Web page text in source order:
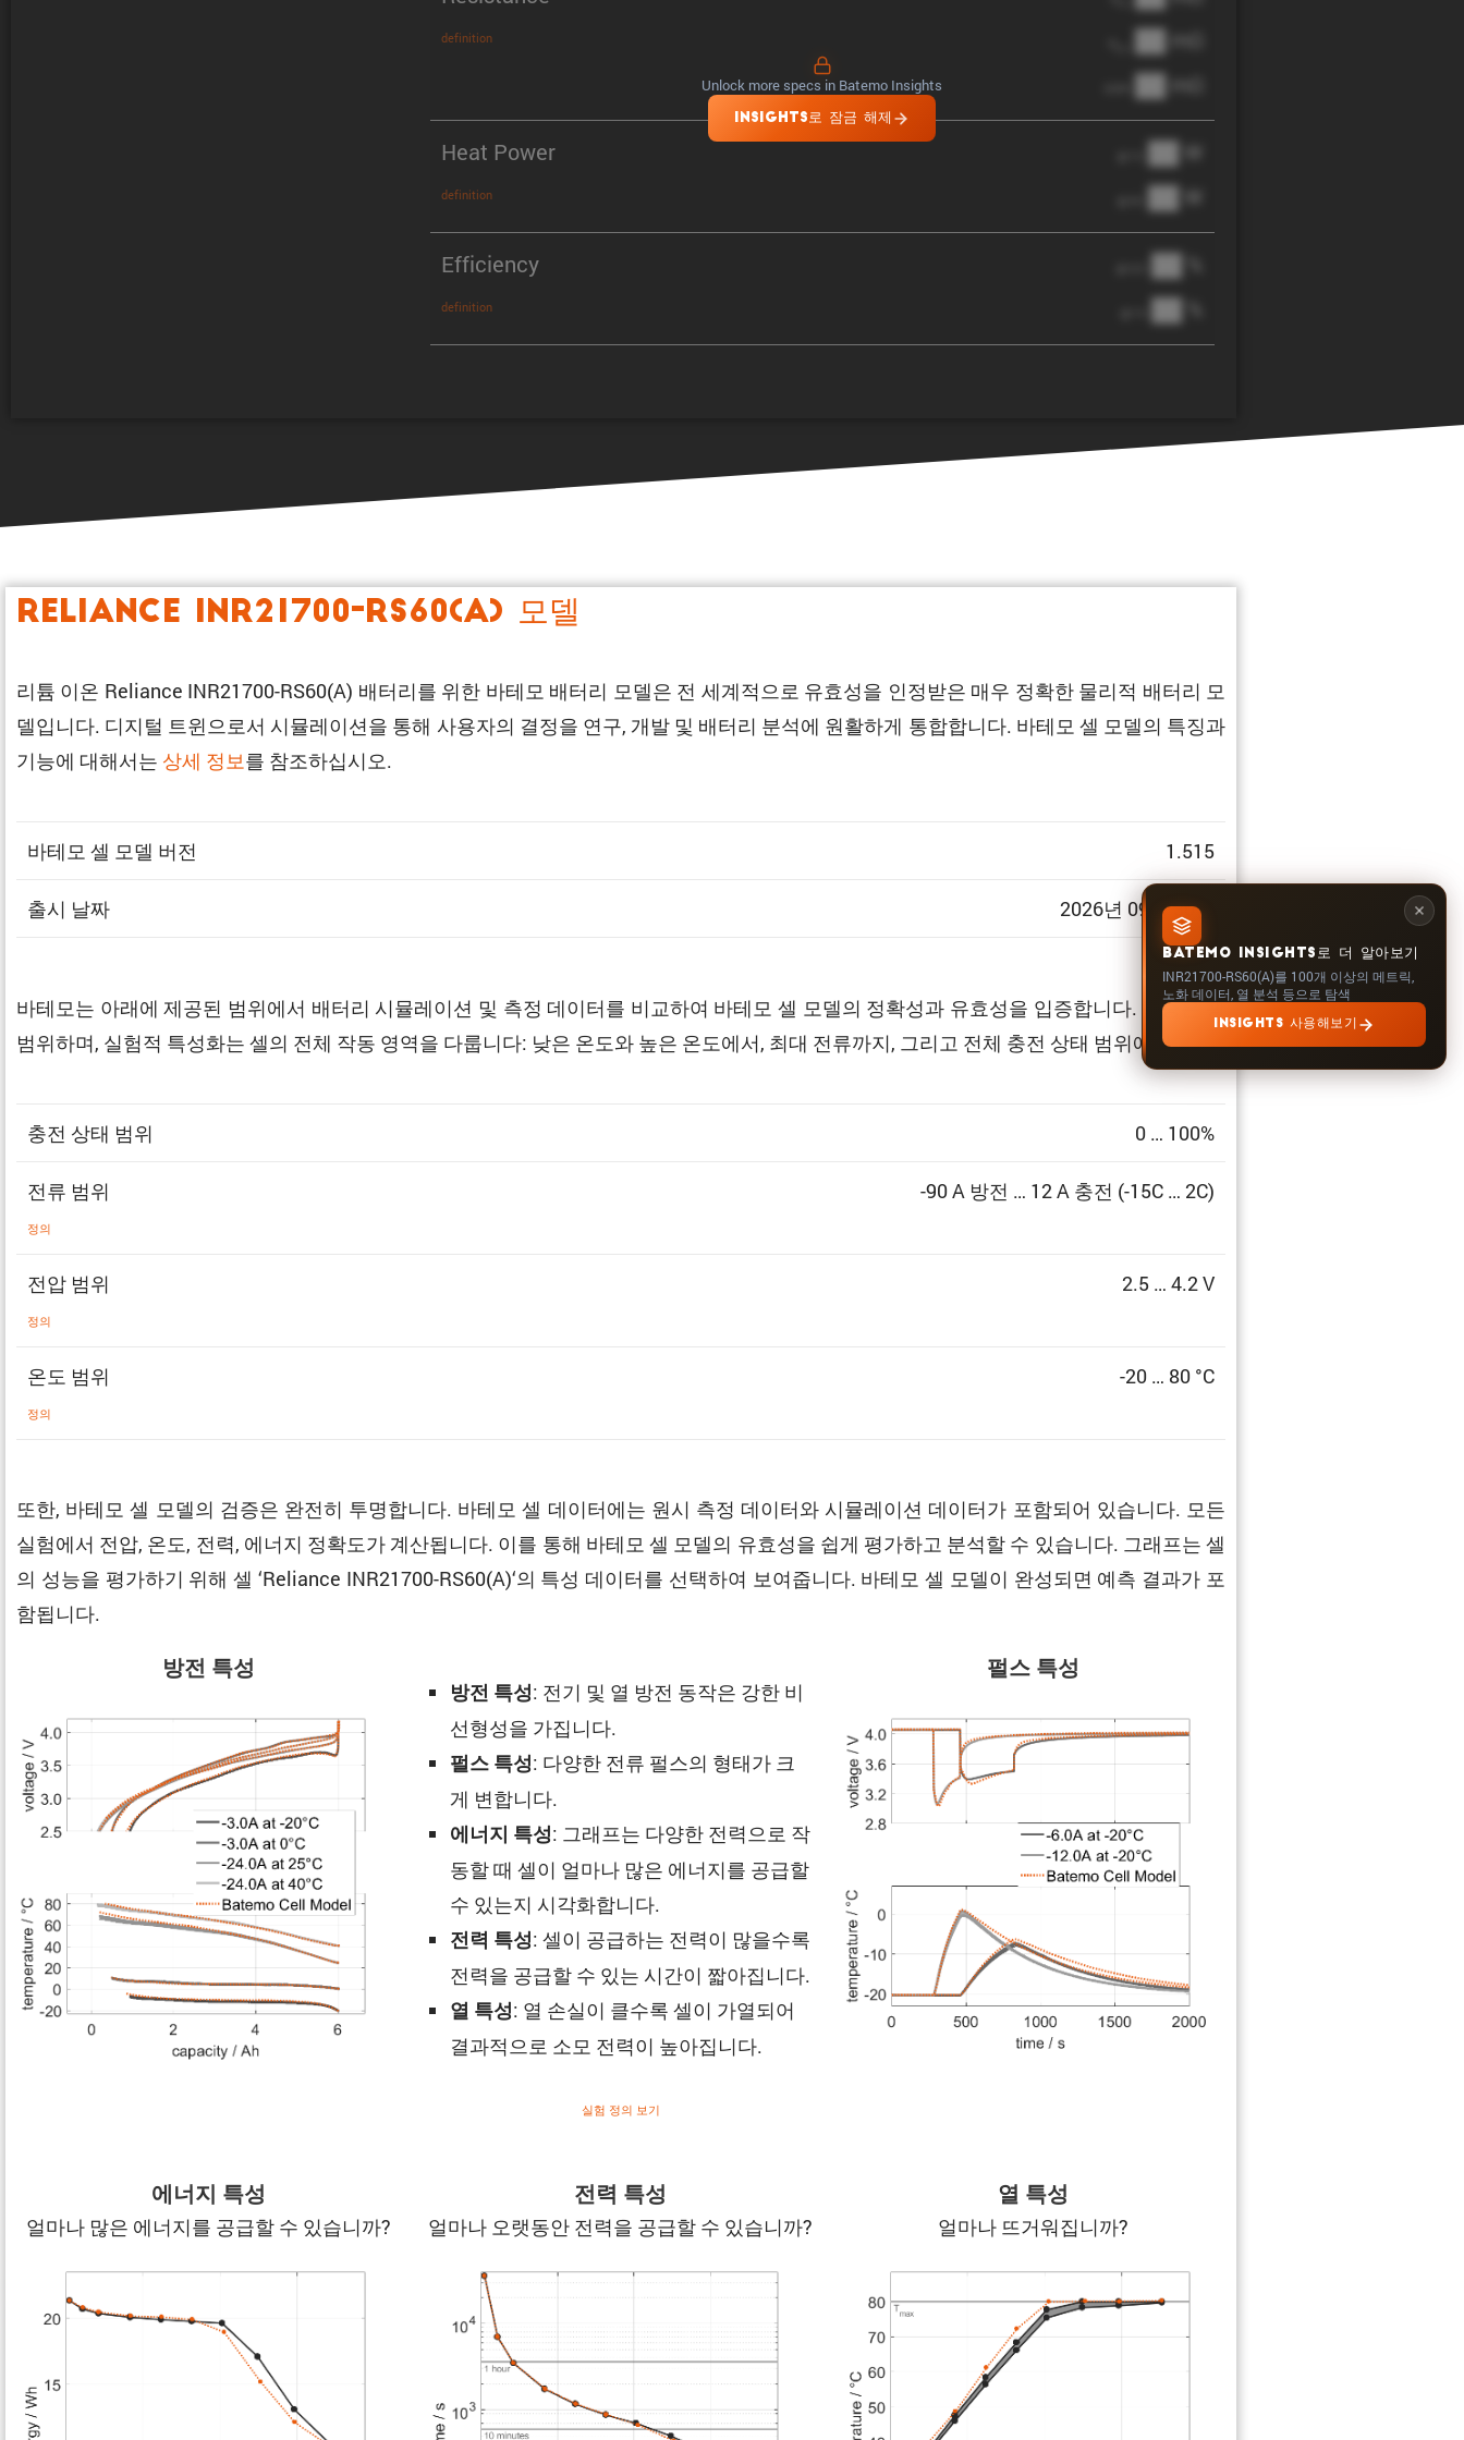
definition ██ mΩ
██ mΩ
Heat Power
definition
██ W
██ W
Efficiency
definition
██ %
██ %
Unlock more specs in Batemo Insights
INSIGHTS로 잠금 해제
BATEMO INSIGHTS로 더 알아보기
INR21700-RS60(A)를 100개 이상의 메트릭,
노화 데이터, 열 분석 등으로 탐색
INSIGHTS 사용해보기
Reliance INR21700-RS60(A) 모델
리튬 이온 Reliance INR21700-RS60(A) 배터리를 위한 바테모 배터리 모델은 전 세계적으로 유효성을 인정받은 매우 정확한 물리적 배터리 모
델입니다. 디지털 트윈으로서 시뮬레이션을 통해 사용자의 결정을 연구, 개발 및 배터리 분석에 원활하게 통합합니다. 바테모 셀 모델의 특징과
기능에 대해서는 상세 정보를 참조하십시오.
바테모 셀 모델 버전 1.515
출시 날짜 2026년 09월 30일
바테모는 아래에 제공된 범위에서 배터리 시뮬레이션 및 측정 데이터를 비교하여 바테모 셀 모델의 정확성과 유효성을 입증합니다. 검증은 광
범위하며, 실험적 특성화는 셀의 전체 작동 영역을 다룹니다: 낮은 온도와 높은 온도에서, 최대 전류까지, 그리고 전체 충전 상태 범위에서.
충전 상태 범위 0 … 100%
전류 범위
정의
-90 A 방전 … 12 A 충전 (-15C … 2C)
전압 범위
정의
2.5 … 4.2 V
온도 범위
정의
-20 … 80 °C
또한, 바테모 셀 모델의 검증은 완전히 투명합니다. 바테모 셀 데이터에는 원시 측정 데이터와 시뮬레이션 데이터가 포함되어 있습니다. 모든
실험에서 전압, 온도, 전력, 에너지 정확도가 계산됩니다. 이를 통해 바테모 셀 모델의 유효성을 쉽게 평가하고 분석할 수 있습니다. 그래프는 셀
의 성능을 평가하기 위해 셀 ‘Reliance INR21700-RS60(A)‘의 특성 데이터를 선택하여 보여줍니다. 바테모 셀 모델이 완성되면 예측 결과가 포
함됩니다.
방전 특성
방전 특성: 전기 및 열 방전 동작은 강한 비
선형성을 가집니다.
펄스 특성: 다양한 전류 펄스의 형태가 크
게 변합니다.
에너지 특성: 그래프는 다양한 전력으로 작
동할 때 셀이 얼마나 많은 에너지를 공급할
수 있는지 시각화합니다.
전력 특성: 셀이 공급하는 전력이 많을수록
전력을 공급할 수 있는 시간이 짧아집니다.
열 특성: 열 손실이 클수록 셀이 가열되어
결과적으로 소모 전력이 높아집니다.
펄스 특성
실험 정의 보기
에너지 특성
얼마나 많은 에너지를 공급할 수 있습니까?
전력 특성
얼마나 오랫동안 전력을 공급할 수 있습니까?
열 특성
얼마나 뜨거워집니까?